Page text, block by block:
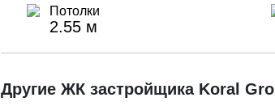
Потолки
2.55 м
Другие ЖК застройщика Koral